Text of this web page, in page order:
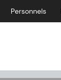
Personnels